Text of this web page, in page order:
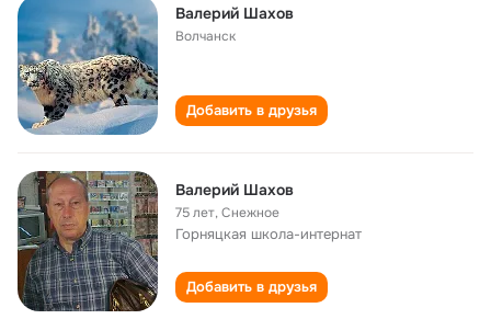
Валерий Шахов
Волчанск
Добавить в друзья
Валерий Шахов
75 лет,Снежное
Горняцкая школа-интернат
Добавить в друзья